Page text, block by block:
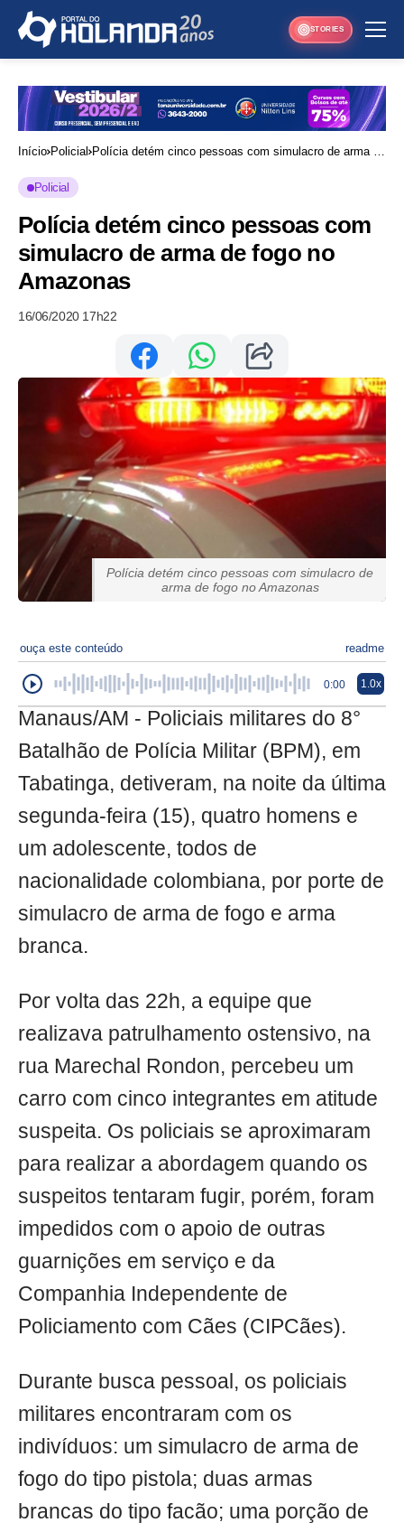
STORIES
Início Policial Polícia detém cinco pessoas com simulacro de arma de
Policial
Polícia detém cinco pessoas com
simulacro de arma de fogo no
Amazonas
16/06/2020 17h22
Polícia detém cinco pessoas com simulacro de
arma de fogo no Amazonas
ouça este conteúdo readme
0:00 1.0x
Manaus/AM - Policiais militares do 8°
Batalhão de Polícia Militar (BPM), em
Tabatinga, detiveram, na noite da última
segunda-feira (15), quatro homens e
um adolescente, todos de
nacionalidade colombiana, por porte de
simulacro de arma de fogo e arma
branca.
Por volta das 22h, a equipe que
realizava patrulhamento ostensivo, na
rua Marechal Rondon, percebeu um
carro com cinco integrantes em atitude
suspeita. Os policiais se aproximaram
para realizar a abordagem quando os
suspeitos tentaram fugir, porém, foram
impedidos com o apoio de outras
guarnições em serviço e da
Companhia Independente de
Policiamento com Cães (CIPCães).
Durante busca pessoal, os policiais
militares encontraram com os
indivíduos: um simulacro de arma de
fogo do tipo pistola; duas armas
brancas do tipo facão; uma porção de